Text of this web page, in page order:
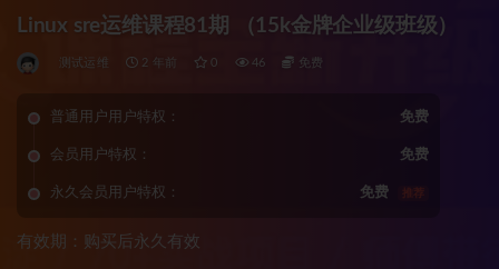
Linux sre运维课程81期 （15k金牌企业级班级）
测试运维 2 年前 0 46 免费
普通用户用户特权： 免费
会员用户特权： 免费
永久会员用户特权： 免费 推荐
有效期：购买后永久有效